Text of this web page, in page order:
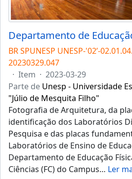
BR SPUNESP UNESP-'02’-
20230329.047
· Item · 2023-03-29
Parte de Unesp - Universidade
"Júlio de Mesquita Filho"
Fotografia de Arquitetura, da
identificação dos Laboratórios
Pesquisa e das placas
Laboratórios de Ensino de
Departamento de Educação
Ciências (FC) do Campus… Ler